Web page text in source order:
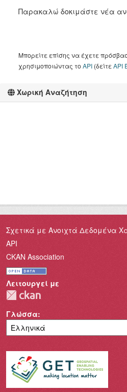
Χωρική Αναζήτηση
Παρακαλώ δοκιμάστε νέα
Μπορείτε επίσης να έχετε
χρησιμοποιώντας τοAPI (δείτεAPI
Σχετικά με Ανοιχτά Δεδομένα
API
CKAN Association
Λειτουργεί με
Γλώσσα